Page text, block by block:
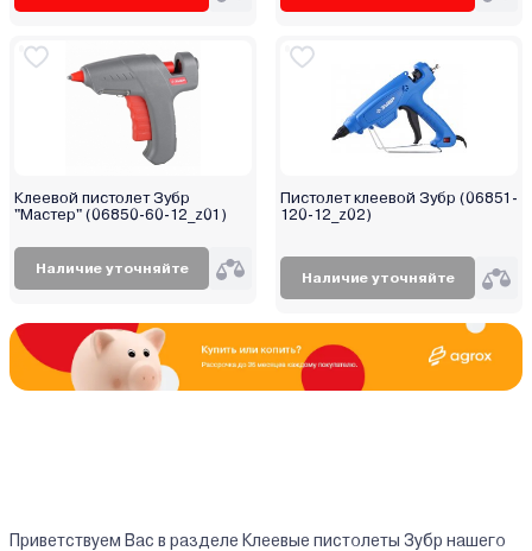
Клеевой пистолет Зубр
"Мастер" (06850-60-12_z01)
Наличие уточняйте
Пистолет клеевой Зубр (06851-
120-12_z02)
Наличие уточняйте
Приветствуем Вас в разделе Клеевые пистолеты Зубр нашего